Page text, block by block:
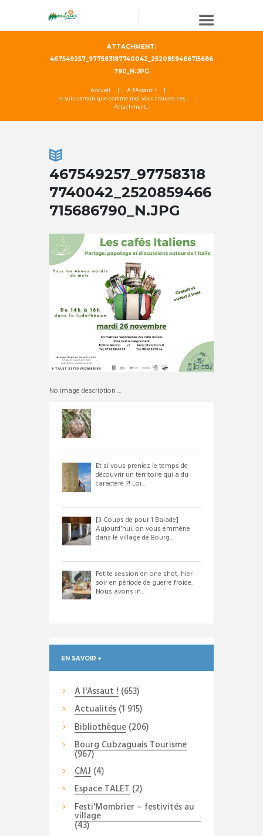
ATTACHMENT:
467549257_977583187740042_2520859466715686
790_N.JPG
Accueil
A l'Assaut !
Je suis certain que comme moi vous trouvez ces...
Attachment...
467549257_97758318
7740042_2520859466
715686790_N.JPG
No image description ...
Et si vous preniez le temps de
découvrir un territoire qui a du
caractère ?! Loi...
[3 Coups de pour 1 Balade]
Aujourd'hui, on vous emmène
dans le village de Bourg...
Petite session en one shot, hier
soir en période de guerre froide.
Nous avons in...
EN SAVOIR +
A l'Assaut ! (653)
Actualités(1 915)
Bibliothèque(206)
Bourg Cubzaguais Tourisme
(967)
CMJ (4)
Espace TALET (2)
Festi'Mombrier – festivités au
village
(43)